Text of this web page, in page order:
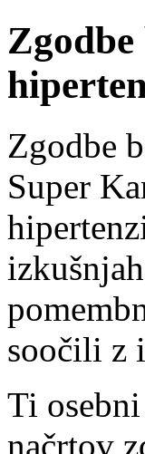
Zgodbe
Super
soočili z
Ti
načrtov